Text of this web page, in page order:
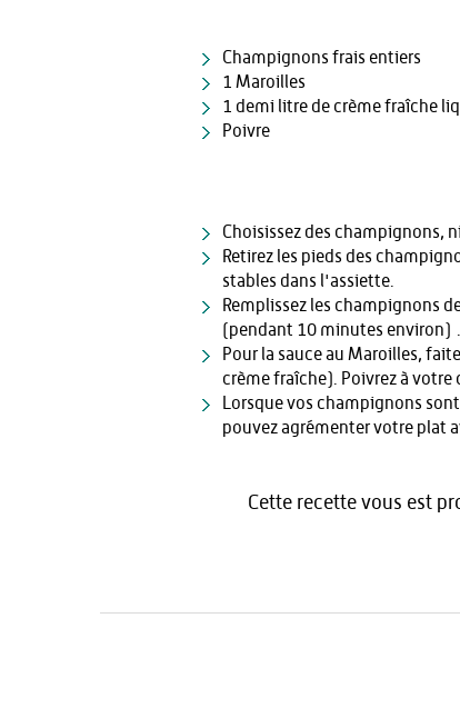
Champignons frais entiers
1 Maroilles
1 demi litre de crème fraîche
Poivre
Choisissez des champignons,
Retirez les pieds des
stables dans l'assiette.
Remplissez les champignons
(pendant 10 minutes environ) .
Pour la sauce au Maroilles,
crème fraîche). Poivrez à votre
Lorsque vos champignons
pouvez agrémenter votre plat
Cette recette vous est